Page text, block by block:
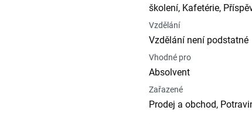
školení, Kafetérie,
Vzdělání
Vzdělání není podstatné
Vhodné pro
Absolvent
Zařazené
Prodej a obchod,